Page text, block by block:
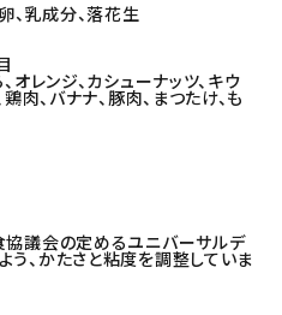
、乳成分、落花生
オレンジ、カシューナッツ、キウ
鶏肉、バナナ、豚肉、まつたけ、も
協議会の定めるユニバーサルデ
、かたさと粘度を調整していま